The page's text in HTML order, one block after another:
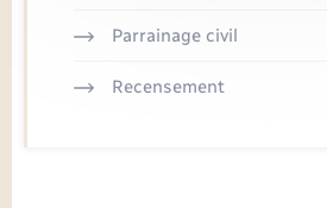
Parrainage civil
Recensement